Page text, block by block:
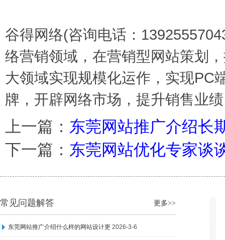
谷得网络(咨询电话：
络营销领域，在营销型网站策划
大领域实现规模化运作，实现PC
牌，开辟网络市场，提升销售业
上一篇： 东莞网站推广介绍长
下一篇： 东莞网站优化专家谈
常见问题解答 更多>>
东莞网站推广介绍什么样的网站设计更 2026-3-6